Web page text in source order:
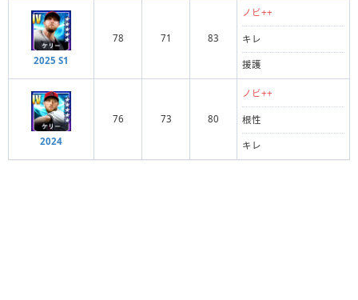
2025 S1
78 71 83
ノビ++
キレ
援護
2024
76 73 80
ノビ++
根性
キレ